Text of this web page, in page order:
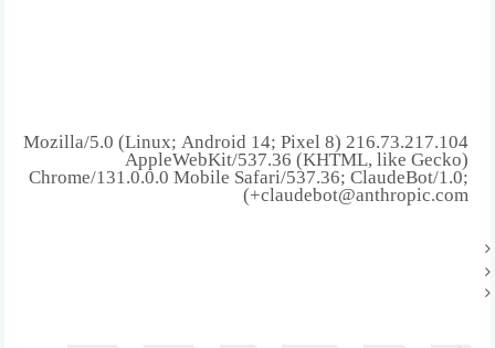
216.73.217.104 Mozilla/5.0 (Linux; Android 14; Pixel 8)
AppleWebKit/537.36 (KHTML, like Gecko)
Chrome/131.0.0.0 Mobile Safari/537.36; ClaudeBot/1.0;
+claudebot@anthropic.com)